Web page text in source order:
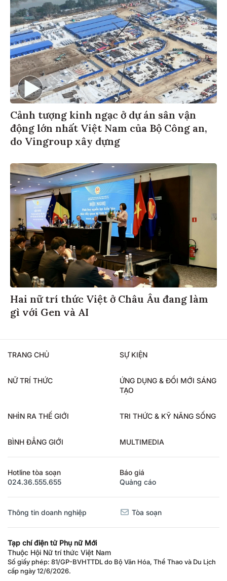
Cảnh tượng kinh ngạc ở dự án sân vận
động lớn nhất Việt Nam của Bộ Công an,
do Vingroup xây dựng
Hai nữ trí thức Việt ở Châu Âu đang làm
gì với Gen và AI
TRANG CHỦ SỰ KIỆN
NỮ TRÍ THỨC
ỨNG DỤNG & ĐỔI MỚI SÁNG
TẠO
NHÌN RA THẾ GIỚI TRI THỨC & KỸ NĂNG SỐNG
BÌNH ĐẲNG GIỚI MULTIMEDIA
Hotline tòa soạn
024.36.555.655
Báo giá
Quảng cáo
Thông tin doanh nghiệp Tòa soạn
Tạp chí điện tử Phụ nữ Mới
Thuộc Hội Nữ trí thức Việt Nam
Số giấy phép: 81/GP-BVHTTDL do Bộ Văn Hóa, Thể Thao và Du Lịch
cấp ngày 12/6/2026.